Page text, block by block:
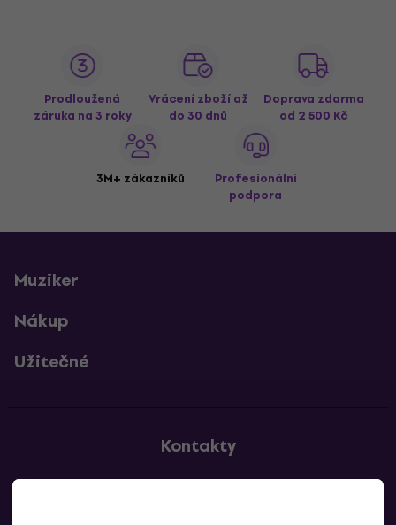
Prodloužená
záruka na 3 roky
Vrácení zboží až
do 30 dnů
Doprava zdarma
od 2 500 Kč
3M+ zákazníků
Profesionální
podpora
Muziker
Nákup
Užitečné
Kontakty